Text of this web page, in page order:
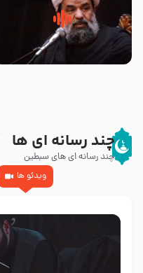
سلام جوانی که امام حسین علیه
السلام خودش جوابش را دادند
چند رسانه ای ها
چند رسانه ای های سبطین
ویدئو ها